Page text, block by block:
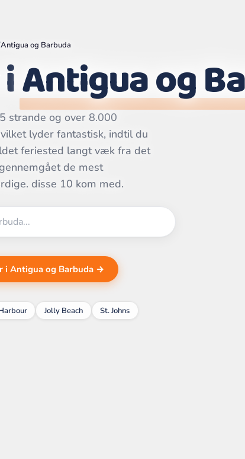
©
| ©
Antigua og Barbuda
iAntigua og
strande og over 8.000
lyder fantastisk, indtil du
feriested langt væk fra det
de mest
disse 10 kom med.
i Antigua og Barbuda →
Jolly Beach St. Johns